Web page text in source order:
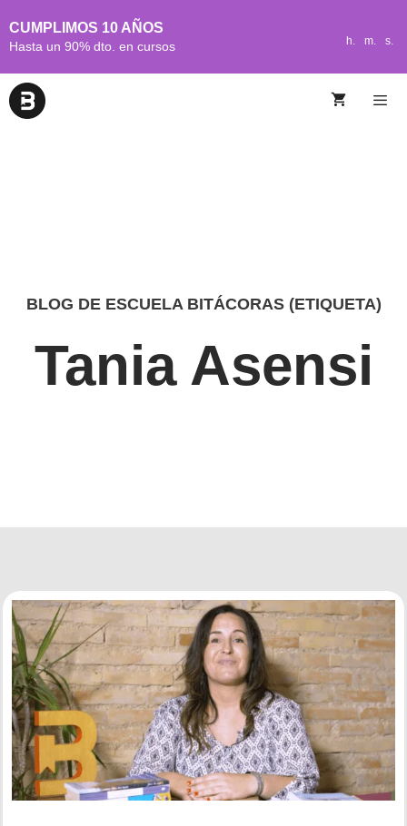
CUMPLIMOS 10 AÑOS
Hasta un 90% dto. en cursos h. m. s.
BLOG DE ESCUELA BITÁCORAS (ETIQUETA)
Tania Asensi